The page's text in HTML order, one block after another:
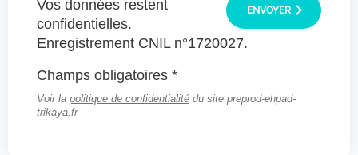
ENVOYER
Vos données restent
confidentielles.
Enregistrement CNIL n°1720027.
Champs obligatoires *
Voir la politique de confidentialité du site preprod-ehpad-
trikaya.fr